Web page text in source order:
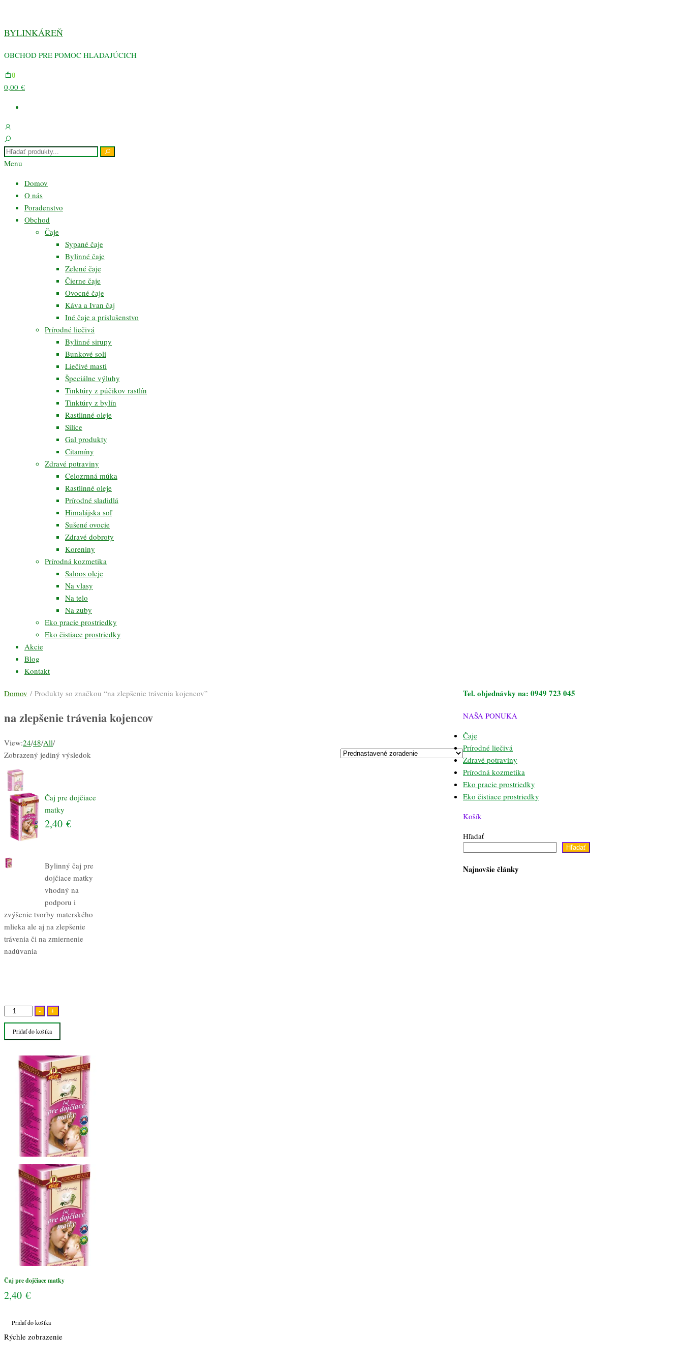
obsah
BYLINKÁREŇ
OBCHOD PRE POMOC HLADAJÚCICH
0
0,00 €
Menu
Domov
O nás
Poradenstvo
Obchod
Čaje
Sypané čaje
Bylinné čaje
Zelené čaje
Čierne čaje
Ovocné čaje
Káva a Ivan čaj
Iné čaje a príslušenstvo
Prírodné liečivá
Bylinné sirupy
Bunkové soli
Liečivé masti
Špeciálne výluhy
Tinktúry z púčikov rastlín
Tinktúry z bylín
Rastlinné oleje
Silice
Gal produkty
Citamíny
Zdravé potraviny
Celozrnná múka
Rastlinné oleje
Prírodné sladidlá
Himalájska soľ
Sušené ovocie
Zdravé dobroty
Koreniny
Prírodná kozmetika
Saloos oleje
Na vlasy
Na telo
Na zuby
Eko pracie prostriedky
Eko čistiace prostriedky
Akcie
Blog
Kontakt
Domov / Produkty so značkou “na zlepšenie trávenia kojencov”
na zlepšenie trávenia kojencov
View:24/48/All/
Zobrazený jediný výsledok
Čaj pre dojčiace
matky
2,40 €
Bylinný čaj pre
dojčiace matky
vhodný na
podporu i
zvýšenie tvorby materského
mlieka ale aj na zlepšenie
trávenia či na zmiernenie
nadúvania
-
množstvo
Čaj
pre
matky
+
Pridať do košíka
Čaj pre dojčiace matky
2,40 €
Pridať do košíka
Rýchle zobrazenie
Tel. objednávky na: 0949 723 045
NAŠA PONUKA
Čaje
Prírodné liečivá
Zdravé potraviny
Prírodná kozmetika
Eko pracie prostriedky
Eko čistiace prostriedky
Košík
Hľadať
Hľadať
Najnovšie články